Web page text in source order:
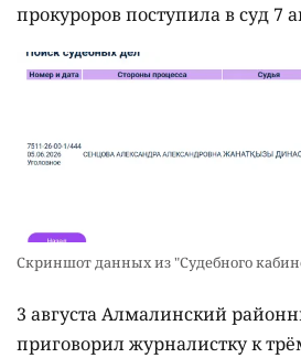
прокуроров поступила в суд 7
Скриншот данных из "Судебного
3 августа Алмалинский
приговорил журналистку к